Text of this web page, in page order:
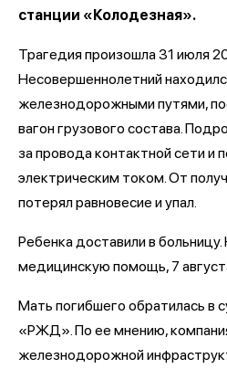
станции «Колодезная».
Трагедия произошла 31 июля
Несовершеннолетний
железнодорожными путями,
вагон грузового состава.
за провода контактной сети и
электрическим током. От
потерял равновесие и упал.
Ребенка доставили в
медицинскую помощь, 7
Мать погибшего обратилась в
«РЖД». По ее мнению,
железнодорожной